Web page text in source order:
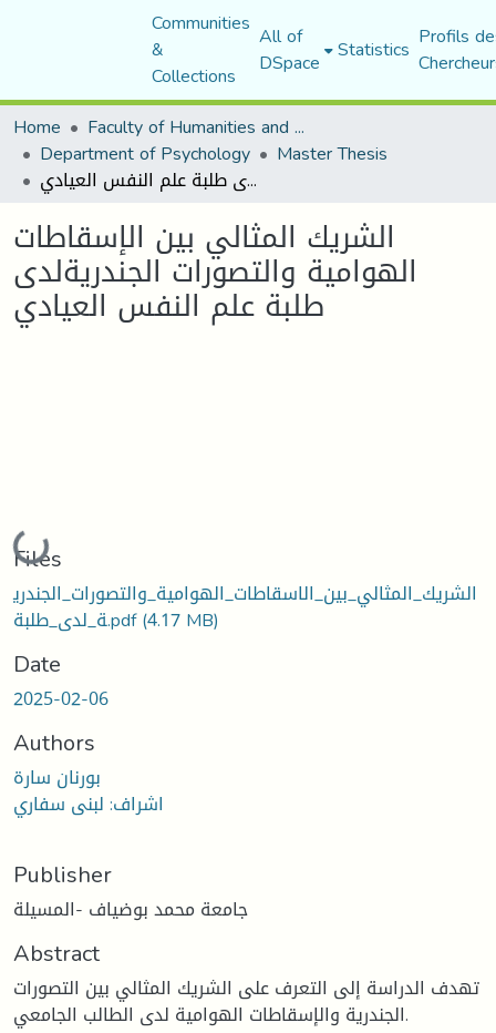
Communities
&
Collections
All of
DSpace Statistics Profils
Home
Faculty of Humanities and Social Sciences
Department of Psychology Master Thesis
الشريك المثالي بين الإسقاطات الهوامية والتصورات الجندريةلدى طلبة علم النفس العيادي
الشريك المثالي بين الإسقاطات
الهوامية والتصورات الجندريةلدى
طلبة علم النفس العيادي
Loading...
Files
الشريك_المثالي_بين_الاسقاطات_الهوامية_والتصورات_الجندري
ة_لدى_طلبة.pdf(4.17 MB)
Date
2025-02-06
Authors
بورنان سارة
اشراف: لبنى سفاري
Publisher
جامعة محمد بوضياف -المسيلة
Abstract
تهدف الدراسة إلى التعرف على الشريك المثالي بين التصورات
الجندرية والإسقاطات الهوامية لدى الطالب الجامعي.